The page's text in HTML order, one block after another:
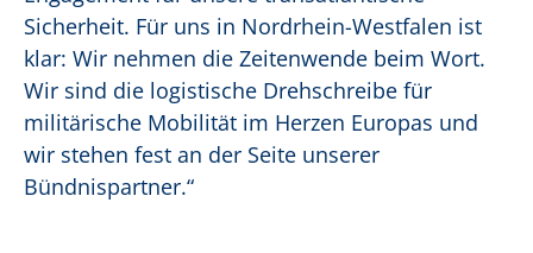
Sicherheit. Für uns in Nordrhein-Westfalen ist
klar: Wir nehmen die Zeitenwende beim Wort.
Wir sind die logistische Drehschreibe für
militärische Mobilität im Herzen Europas und
wir stehen fest an der Seite unserer
Bündnispartner.“